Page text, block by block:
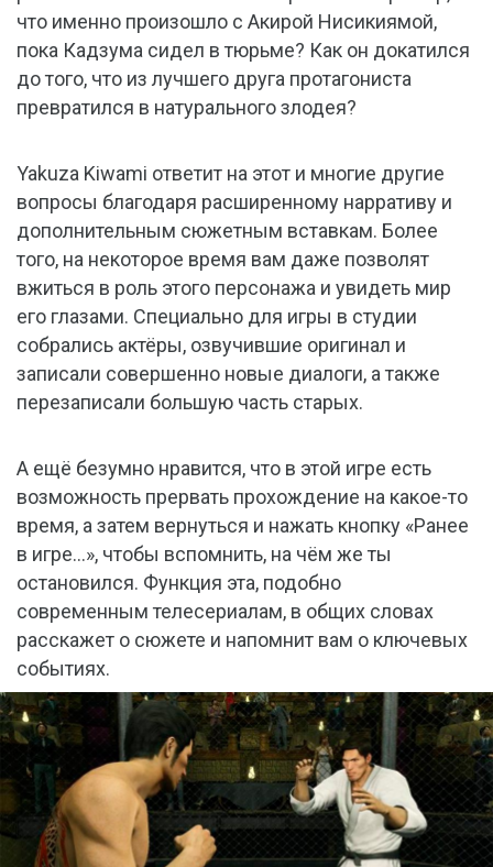
что именно произошло с Акирой Нисикиямой,
пока Кадзума сидел в тюрьме? Как он докатился
до того, что из лучшего друга протагониста
превратился в натурального злодея?
Yakuza Kiwami ответит на этот и многие другие
вопросы благодаря расширенному нарративу и
дополнительным сюжетным вставкам. Более
того, на некоторое время вам даже позволят
вжиться в роль этого персонажа и увидеть мир
его глазами. Специально для игры в студии
собрались актёры, озвучившие оригинал и
записали совершенно новые диалоги, а также
перезаписали большую часть старых.
А ещё безумно нравится, что в этой игре есть
возможность прервать прохождение на какое-то
время, а затем вернуться и нажать кнопку «Ранее
в игре…», чтобы вспомнить, на чём же ты
остановился. Функция эта, подобно
современным телесериалам, в общих словах
расскажет о сюжете и напомнит вам о ключевых
событиях.